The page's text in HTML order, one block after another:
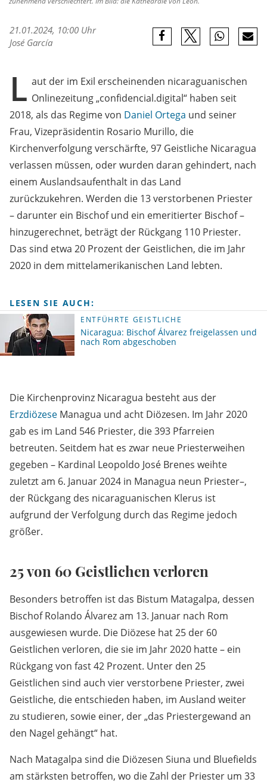
21.01.2024, 10:00 Uhr
José García
L aut der im Exil erscheinenden nicaraguanischen
Onlinezeitung „confidencial.digital“ haben seit
2018, als das Regime von Daniel Ortega und seiner
Frau, Vizepräsidentin Rosario Murillo, die
Kirchenverfolgung verschärfte, 97 Geistliche Nicaragua
verlassen müssen, oder wurden daran gehindert, nach
einem Auslandsaufenthalt in das Land
zurückzukehren. Werden die 13 verstorbenen Priester
– darunter ein Bischof und ein emeritierter Bischof –
hinzugerechnet, beträgt der Rückgang 110 Priester.
Das sind etwa 20 Prozent der Geistlichen, die im Jahr
2020 in dem mittelamerikanischen Land lebten.
LESEN SIE AUCH:
ENTFÜHRTE GEISTLICHE
Nicaragua: Bischof Álvarez freigelassen und
nach Rom abgeschoben
Die Kirchenprovinz Nicaragua besteht aus der
Erzdiözese Managua und acht Diözesen. Im Jahr 2020
gab es im Land 546 Priester, die 393 Pfarreien
betreuten. Seitdem hat es zwar neue Priesterweihen
gegeben – Kardinal Leopoldo José Brenes weihte
zuletzt am 6. Januar 2024 in Managua neun Priester–,
der Rückgang des nicaraguanischen Klerus ist
aufgrund der Verfolgung durch das Regime jedoch
größer.
25 von 60 Geistlichen verloren
Besonders betroffen ist das Bistum Matagalpa, dessen
Bischof Rolando Álvarez am 13. Januar nach Rom
ausgewiesen wurde. Die Diözese hat 25 der 60
Geistlichen verloren, die sie im Jahr 2020 hatte – ein
Rückgang von fast 42 Prozent. Unter den 25
Geistlichen sind auch vier verstorbene Priester, zwei
Geistliche, die entschieden haben, im Ausland weiter
zu studieren, sowie einer, der „das Priestergewand an
den Nagel gehängt“ hat.
Nach Matagalpa sind die Diözesen Siuna und Bluefields
am stärksten betroffen, wo die Zahl der Priester um 33